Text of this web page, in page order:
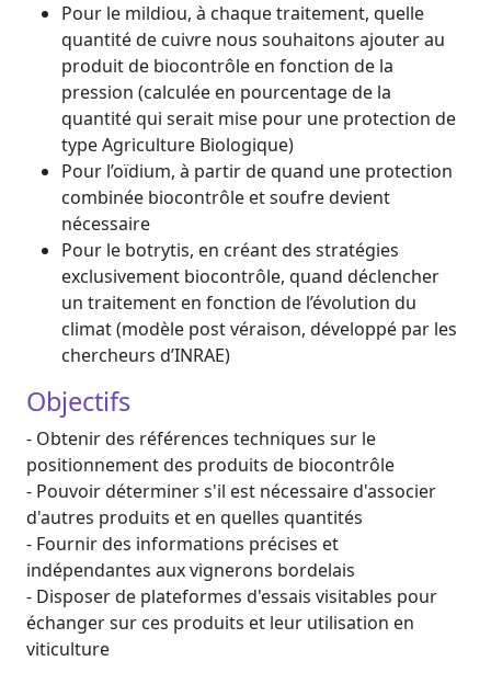
Pour le mildiou, à chaque traitement, quelle
quantité de cuivre nous souhaitons ajouter au
produit de biocontrôle en fonction de la
pression (calculée en pourcentage de la
quantité qui serait mise pour une protection de
type Agriculture Biologique)
Pour l’oïdium, à partir de quand une protection
combinée biocontrôle et soufre devient
nécessaire
Pour le botrytis, en créant des stratégies
exclusivement biocontrôle, quand déclencher
un traitement en fonction de l’évolution du
climat (modèle post véraison, développé par les
chercheurs d’INRAE)
Objectifs
- Obtenir des références techniques sur le
positionnement des produits de biocontrôle
- Pouvoir déterminer s'il est nécessaire d'associer
d'autres produits et en quelles quantités
- Fournir des informations précises et
indépendantes aux vignerons bordelais
- Disposer de plateformes d'essais visitables pour
échanger sur ces produits et leur utilisation en
viticulture